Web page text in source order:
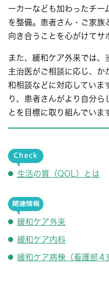
ーカーなども加わったチー
を整備。患者さん・ご家族
向き合うことを心がけてサ
また、緩和ケア外来では、
主治医がご相談に応じ、か
和相談などに対応していま
り、患者さんがより自分ら
とを目標に取り組んでいま
生活の質（QOL）とは
緩和ケア外来
緩和ケア内科
緩和ケア病棟（看護部４